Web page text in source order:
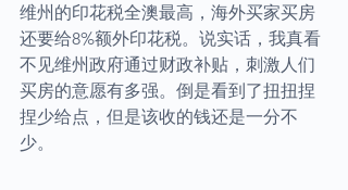
维州的印花税全澳最高，海外买家买房
还要给8%额外印花税。说实话，我真看
不见维州政府通过财政补贴，刺激人们
买房的意愿有多强。倒是看到了扭扭捏
捏少给点，但是该收的钱还是一分不
少。